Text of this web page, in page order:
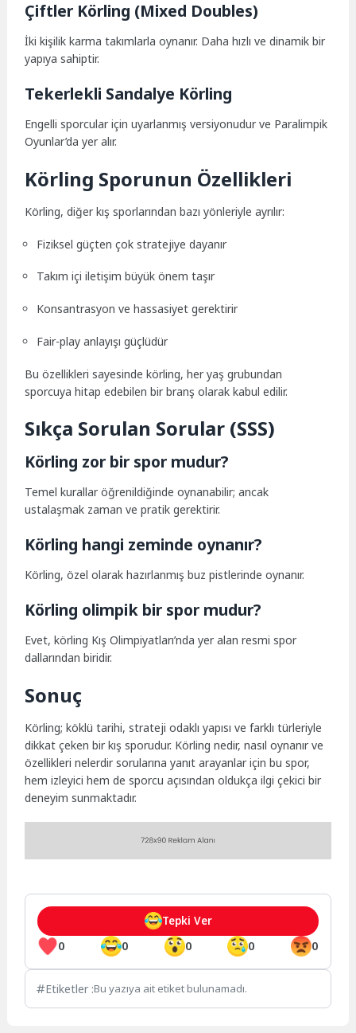
Çiftler Körling (Mixed Doubles)
İki kişilik karma takımlarla oynanır. Daha hızlı ve dinamik bir
yapıya sahiptir.
Tekerlekli Sandalye Körling
Engelli sporcular için uyarlanmış versiyonudur ve Paralimpik
Oyunlar’da yer alır.
Körling Sporunun Özellikleri
Körling, diğer kış sporlarından bazı yönleriyle ayrılır:
Fiziksel güçten çok stratejiye dayanır
Takım içi iletişim büyük önem taşır
Konsantrasyon ve hassasiyet gerektirir
Fair-play anlayışı güçlüdür
Bu özellikleri sayesinde körling, her yaş grubundan
sporcuya hitap edebilen bir branş olarak kabul edilir.
Sıkça Sorulan Sorular (SSS)
Körling zor bir spor mudur?
Temel kurallar öğrenildiğinde oynanabilir; ancak
ustalaşmak zaman ve pratik gerektirir.
Körling hangi zeminde oynanır?
Körling, özel olarak hazırlanmış buz pistlerinde oynanır.
Körling olimpik bir spor mudur?
Evet, körling Kış Olimpiyatları’nda yer alan resmi spor
dallarından biridir.
Sonuç
Körling; köklü tarihi, strateji odaklı yapısı ve farklı türleriyle
dikkat çeken bir kış sporudur. Körling nedir, nasıl oynanır ve
özellikleri nelerdir sorularına yanıt arayanlar için bu spor,
hem izleyici hem de sporcu açısından oldukça ilgi çekici bir
deneyim sunmaktadır.
0 0 0 0 0
Tepki Ver
Etiketler :Bu yazıya ait etiket bulunamadı.